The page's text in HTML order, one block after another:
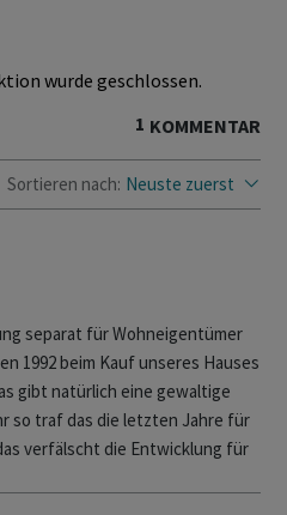
wurde geschlossen.
1 KOMMENTAR
Sortieren nach: Neuste zuerst
separat für Wohneigentümer
1992 beim Kauf unseres Hauses
gibt natürlich eine gewaltige
so traf das die letzten Jahre für
verfälscht die Entwicklung für